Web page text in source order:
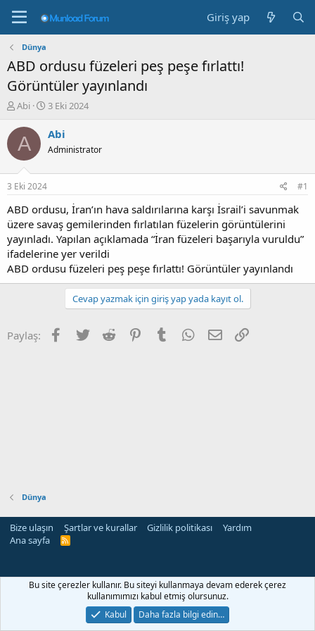
Giriş yap
Dünya
ABD ordusu füzeleri peş peşe fırlattı!
Görüntüler yayınlandı
K
n
b
u
u
b
a
l
a
t
a
n
Abi
B
ş
a
ç
a
r
i
h
i
3 Eki 2024
A Abi
Administrator
3 Eki 2024 #1
ABD ordusu, İran’ın hava saldırılarına karşı İsrail’i savunmak
üzere savaş gemilerinden fırlatılan füzelerin görüntülerini
yayınladı. Yapılan açıklamada “İran füzeleri başarıyla vuruldu”
ifadelerine yer verildi
ABD ordusu füzeleri peş peşe fırlattı! Görüntüler yayınlandı
Cevap yazmak için giriş yap yada kayıt ol.
Paylaş: Facebook
Twitter Reddit PinterestTumblr WhatsApp
E-posta
Dünya
Bize ulaşın Şartlar ve kurallar Gizlilik politikası
Yardım
Ana sayfa
R
Bu site çerezler kullanır. Bu siteyi kullanmaya devam ederek çerez
kullanımımızı kabul etmiş olursunuz.
Kabul
Daha fazla bilgi edin…